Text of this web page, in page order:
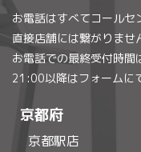
お電話はすべてコールセ
直接店舗には繋がりませ
お電話での最終受付時間
21:00以降はフォームに
京都府
京都駅店